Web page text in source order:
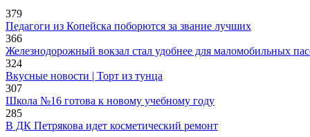
379
Педагоги из Копейска поборются за звание лучших
366
Железнодорожный вокзал стал удобнее для маломобильных
324
Вкусные новости | Торт из тунца
307
Школа №16 готова к новому учебному году
285
В ДК Петрякова идет косметический ремонт